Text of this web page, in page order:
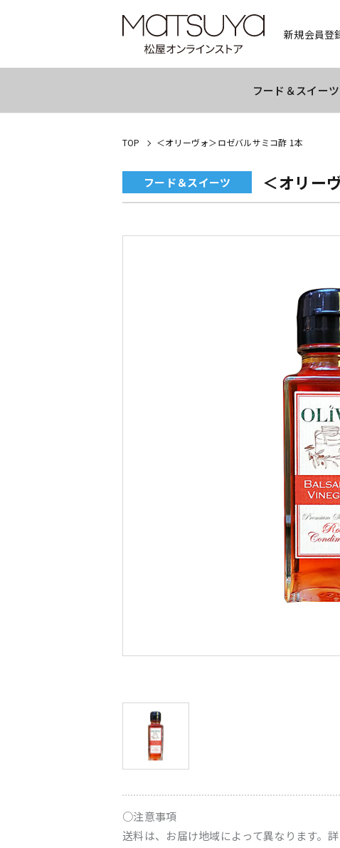
新規会員登
フード＆スイーツ
TOP ＜オリーヴォ＞ロゼバルサミコ酢 1本
フード＆スイーツ ＜オリー
○注意事項
送料は、お届け地域によって異なります。